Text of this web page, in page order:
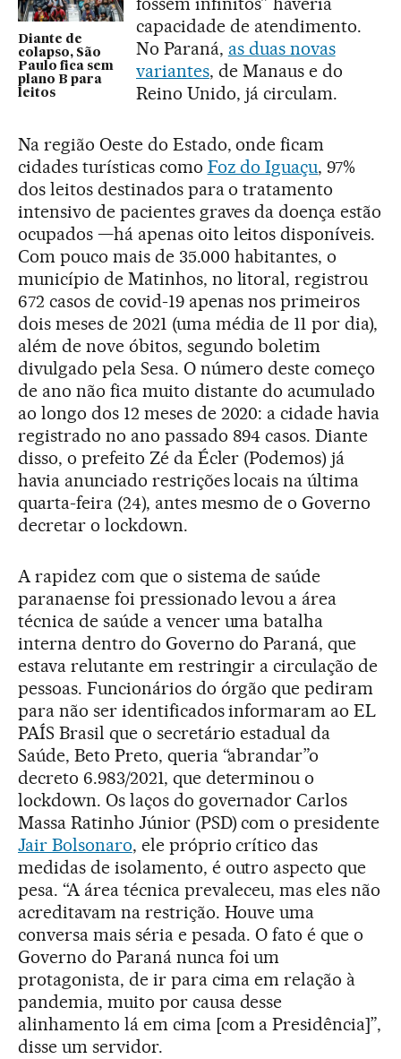
Diante de
colapso, São
Paulo fica sem
plano B para
leitos
capacidade de atendimento.
No Paraná, as duas novas
variantes, de Manaus e do
Reino Unido, já circulam.
Na região Oeste do Estado, onde ficam
cidades turísticas como Foz do Iguaçu, 97%
dos leitos destinados para o tratamento
intensivo de pacientes graves da doença estão
ocupados —há apenas oito leitos disponíveis.
Com pouco mais de 35.000 habitantes, o
município de Matinhos, no litoral, registrou
672 casos de covid-19 apenas nos primeiros
dois meses de 2021 (uma média de 11 por dia),
além de nove óbitos, segundo boletim
divulgado pela Sesa. O número deste começo
de ano não fica muito distante do acumulado
ao longo dos 12 meses de 2020: a cidade havia
registrado no ano passado 894 casos. Diante
disso, o prefeito Zé da Écler (Podemos) já
havia anunciado restrições locais na última
quarta-feira (24), antes mesmo de o Governo
decretar o lockdown.
A rapidez com que o sistema de saúde
paranaense foi pressionado levou a área
técnica de saúde a vencer uma batalha
interna dentro do Governo do Paraná, que
estava relutante em restringir a circulação de
pessoas. Funcionários do órgão que pediram
para não ser identificados informaram ao EL
PAÍS Brasil que o secretário estadual da
Saúde, Beto Preto, queria “abrandar”o
decreto 6.983/2021, que determinou o
lockdown. Os laços do governador Carlos
Massa Ratinho Júnior (PSD) com o presidente
Jair Bolsonaro, ele próprio crítico das
medidas de isolamento, é outro aspecto que
pesa. “A área técnica prevaleceu, mas eles não
acreditavam na restrição. Houve uma
conversa mais séria e pesada. O fato é que o
Governo do Paraná nunca foi um
protagonista, de ir para cima em relação à
pandemia, muito por causa desse
alinhamento lá em cima [com a Presidência]”,
disse um servidor.